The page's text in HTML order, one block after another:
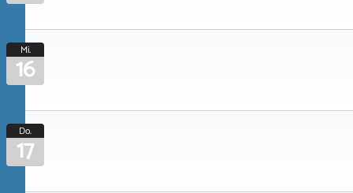
Mi.
16
Do.
17